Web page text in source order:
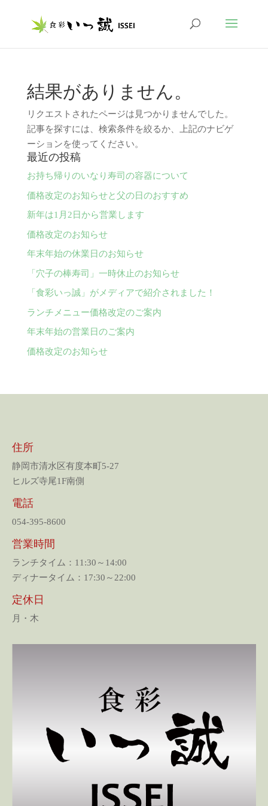
結果がありません。
リクエストされたページは見つかりませんでした。
記事を探すには、検索条件を絞るか、上記のナビゲ
ーションを使ってください。
最近の投稿
お持ち帰りのいなり寿司の容器について
価格改定のお知らせと父の日のおすすめ
新年は1月2日から営業します
価格改定のお知らせ
年末年始の休業日のお知らせ
「穴子の棒寿司」一時休止のお知らせ
「食彩いっ誠」がメディアで紹介されました！
ランチメニュー価格改定のご案内
年末年始の営業日のご案内
価格改定のお知らせ
住所
静岡市清水区有度本町5-27
ヒルズ寺尾1F南側
電話
054-395-8600
営業時間
ランチタイム：11:30～14:00
ディナータイム：17:30～22:00
定休日
月・木